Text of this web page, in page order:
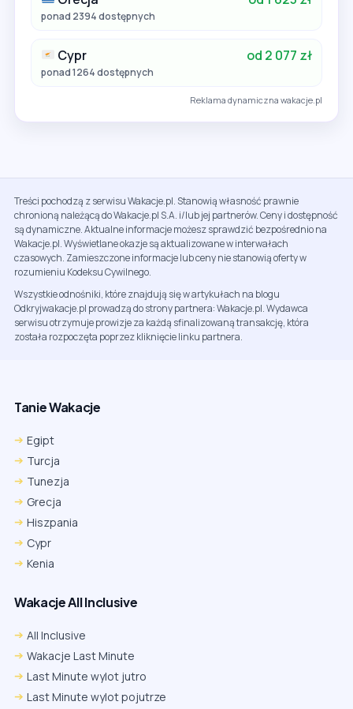
ponad 2394 dostępnych
Cypr od 2 077 zł
ponad 1264 dostępnych
Reklama dynamiczna wakacje.pl
Treści pochodzą z serwisu Wakacje.pl. Stanowią własność prawnie
chronioną należącą do Wakacje.pl S.A. i/lub jej partnerów. Ceny i dostępność
są dynamiczne. Aktualne informacje możesz sprawdzić bezpośrednio na
Wakacje.pl. Wyświetlane okazje są aktualizowane w interwałach
czasowych. Zamieszczone informacje lub ceny nie stanowią oferty w
rozumieniu Kodeksu Cywilnego.
Wszystkie odnośniki, które znajdują się w artykułach na blogu
Odkryjwakacje.pl prowadzą do strony partnera: Wakacje.pl. Wydawca
serwisu otrzymuje prowizje za każdą sfinalizowaną transakcję, która
została rozpoczęta poprzez kliknięcie linku partnera.
Tanie Wakacje
Egipt
Turcja
Tunezja
Grecja
Hiszpania
Cypr
Kenia
Wakacje All Inclusive
All Inclusive
Wakacje Last Minute
Last Minute wylot jutro
Last Minute wylot pojutrze